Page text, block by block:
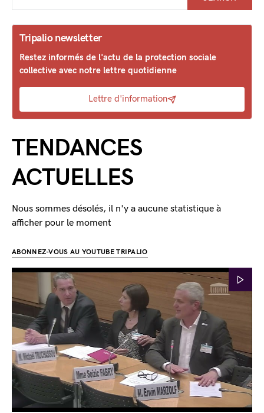
Tripalio newsletter
Restez informés de l'actu de la protection sociale
collective avec notre lettre quotidienne
Lettre d'information
TENDANCES
ACTUELLES
Nous sommes désolés, il n'y a aucune statistique à
afficher pour le moment
ABONNEZ-VOUS AU YOUTUBE TRIPALIO